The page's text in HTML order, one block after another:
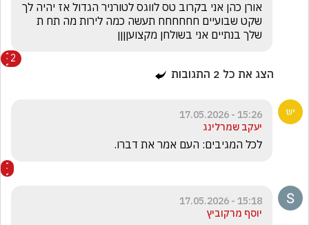
שלך בנתיים אני בשולחן מקצועןןןן
2
הצג את כל 2 התגובות
15:26 - 17.05.2026
יעקב שמרלינג
לכל המגיבים: העם אמר את דברו.
15:18 - 17.05.2026
יוסף מרקוביץ